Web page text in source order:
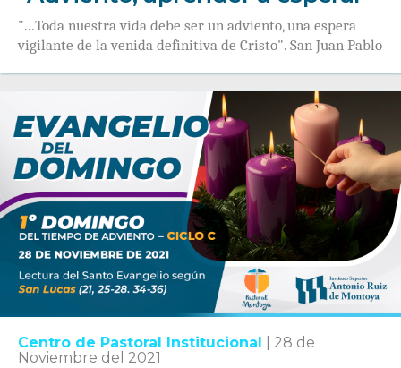
"...Toda nuestra vida debe ser un adviento, una espera
vigilante de la venida definitiva de Cristo". San Juan Pablo
Centro de Pastoral Institucional
28 de
Noviembre del 2021